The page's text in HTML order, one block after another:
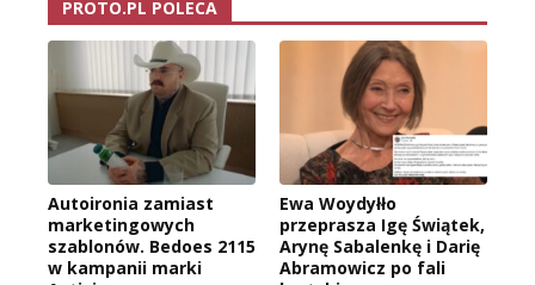
PROTO.PL POLECA
Autoironia zamiast
marketingowych
szablonów. Bedoes 2115
w kampanii marki
Ewa Woydyłło
przeprasza Igę Świątek,
Arynę Sabalenkę i Darię
Abramowicz po fali